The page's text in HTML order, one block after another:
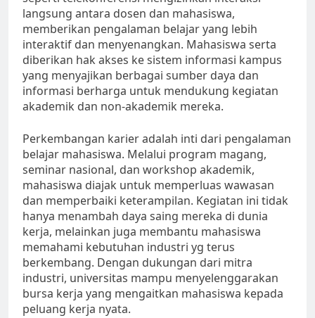
langsung antara dosen dan mahasiswa,
memberikan pengalaman belajar yang lebih
interaktif dan menyenangkan. Mahasiswa serta
diberikan hak akses ke sistem informasi kampus
yang menyajikan berbagai sumber daya dan
informasi berharga untuk mendukung kegiatan
akademik dan non-akademik mereka.
Perkembangan karier adalah inti dari pengalaman
belajar mahasiswa. Melalui program magang,
seminar nasional, dan workshop akademik,
mahasiswa diajak untuk memperluas wawasan
dan memperbaiki keterampilan. Kegiatan ini tidak
hanya menambah daya saing mereka di dunia
kerja, melainkan juga membantu mahasiswa
memahami kebutuhan industri yg terus
berkembang. Dengan dukungan dari mitra
industri, universitas mampu menyelenggarakan
bursa kerja yang mengaitkan mahasiswa kepada
peluang kerja nyata.